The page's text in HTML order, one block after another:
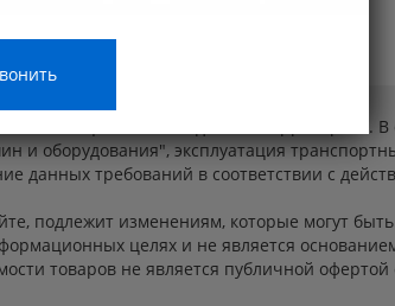
на специально отведенных территориях. В
и оборудования", эксплуатация
данных требований в соответствии с
подлежит изменениям, которые могут
целях и не является
товаров не является публичной офертой